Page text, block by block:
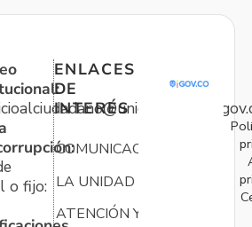
o fijo:
ENLACES
DE
INTERÉS
COMUNICACIONES
LA UNIDAD
ATENCIÓN Y